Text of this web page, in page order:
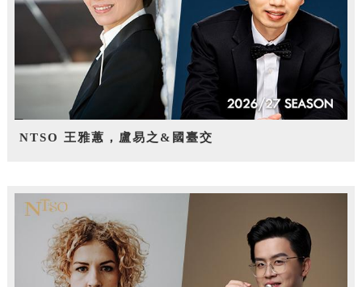
NTSO 王雅蕙，盧易之&國臺交